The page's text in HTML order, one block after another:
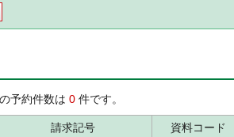
予約件数は 0 件です。
請求記号 資料コード